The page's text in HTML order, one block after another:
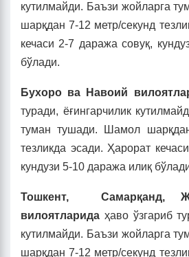
кутилмайди. Баъзи жойларга
шарқдан 7-12 метр/секунд
кечаси 2-7 даража совуқ,
бўлади.
Бухоро ва Навоий
туради, ёғингарчилик
туман тушади. Шамол
тезликда эсади. Ҳарорат
кундузи 5-10 даража илиқ
Тошкент, Самарқанд,
вилоятларида ҳаво ўзгариб
кутилмайди. Баъзи жойларга
шарқдан 7-12 метр/секунд